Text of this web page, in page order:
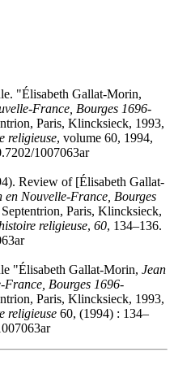
"Élisabeth Gallat-Morin,
France, Bourges 1696-
Paris, Klincksieck, 1993,
religieuse, volume 60, 1994,
1007063ar
Review of [Élisabeth Gallat-
Nouvelle-France, Bourges
Paris, Klincksieck,
religieuse, 60, 134–136.
"Élisabeth Gallat-Morin, Jean
Bourges 1696-
Paris, Klincksieck, 1993,
religieuse 60, (1994) : 134–